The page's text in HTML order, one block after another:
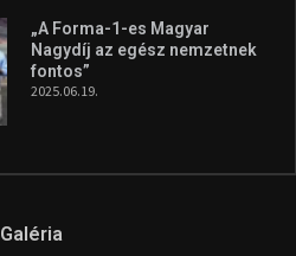
„A Forma-1-es Magyar
Nagydíj az egész nemzetnek
fontos”
2025.06.19.
Galéria